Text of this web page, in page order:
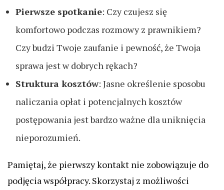
Pierwsze spotkanie: Czy czujesz się
komfortowo podczas rozmowy z prawnikiem?
Czy budzi Twoje zaufanie i pewność, że Twoja
sprawa jest w dobrych rękach?
Struktura kosztów: Jasne określenie sposobu
naliczania opłat i potencjalnych kosztów
postępowania jest bardzo ważne dla uniknięcia
nieporozumień.
Pamiętaj, że pierwszy kontakt nie zobowiązuje do
podjęcia współpracy. Skorzystaj z możliwości